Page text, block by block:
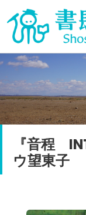
『音程
ウ望東子